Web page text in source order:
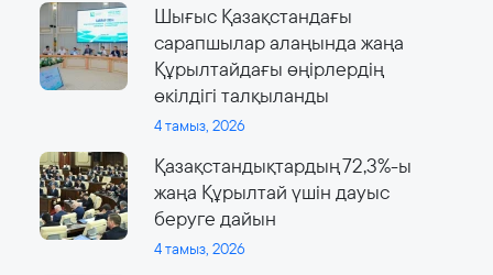
Шығыс Қазақстандағы
сарапшылар алаңында жаңа
Құрылтайдағы өңірлердің
өкілдігі талқыланды
4 тамыз, 2026
Қазақстандықтардың 72,3%-ы
жаңа Құрылтай үшін дауыс
беруге дайын
4 тамыз, 2026